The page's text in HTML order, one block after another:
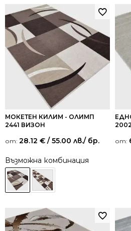
МОКЕТЕН КИЛИМ - ОЛИМП
2441 ВИЗОН
от: 28.12 € / 55.00 лв./ бр.
Възможна комбинация
от: